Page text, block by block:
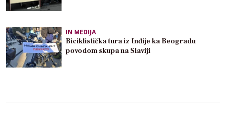
IN MEDIJA
Biciklistička tura iz Inđije ka Beogradu
povodom skupa na Slaviji